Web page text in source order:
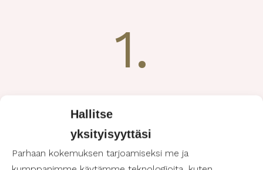
Hallitse
yksityisyyttäsi
Parhaan kokemuksen tarjoamiseksi me ja
1.
050 434 4456
asiakas@suomenavustajapalvelut.fi